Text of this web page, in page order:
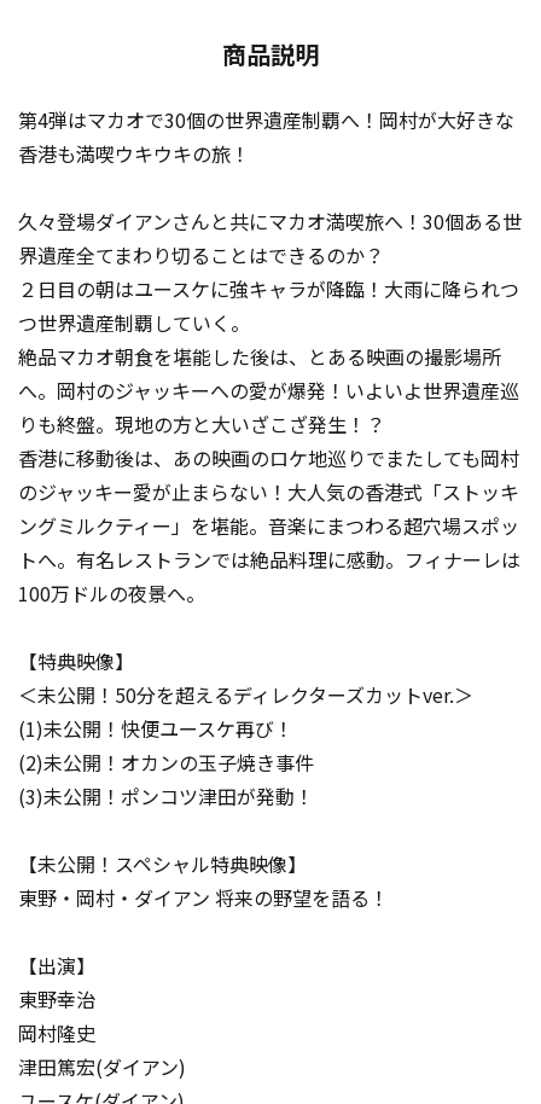
商品説明
第4弾はマカオで30個の世界遺産制覇へ！岡村が大好きな
香港も満喫ウキウキの旅！
久々登場ダイアンさんと共にマカオ満喫旅へ！30個ある世
界遺産全てまわり切ることはできるのか？
２日目の朝はユースケに強キャラが降臨！大雨に降られつ
つ世界遺産制覇していく。
絶品マカオ朝食を堪能した後は、とある映画の撮影場所
へ。岡村のジャッキーへの愛が爆発！いよいよ世界遺産巡
りも終盤。現地の方と大いざこざ発生！？
香港に移動後は、あの映画のロケ地巡りでまたしても岡村
のジャッキー愛が止まらない！大人気の香港式「ストッキ
ングミルクティー」を堪能。音楽にまつわる超穴場スポッ
トへ。有名レストランでは絶品料理に感動。フィナーレは
100万ドルの夜景へ。
【特典映像】
＜未公開！50分を超えるディレクターズカットver.＞
(1)未公開！快便ユースケ再び！
(2)未公開！オカンの玉子焼き事件
(3)未公開！ポンコツ津田が発動！
【未公開！スペシャル特典映像】
東野・岡村・ダイアン 将来の野望を語る！
【出演】
東野幸治
岡村隆史
津田篤宏(ダイアン)